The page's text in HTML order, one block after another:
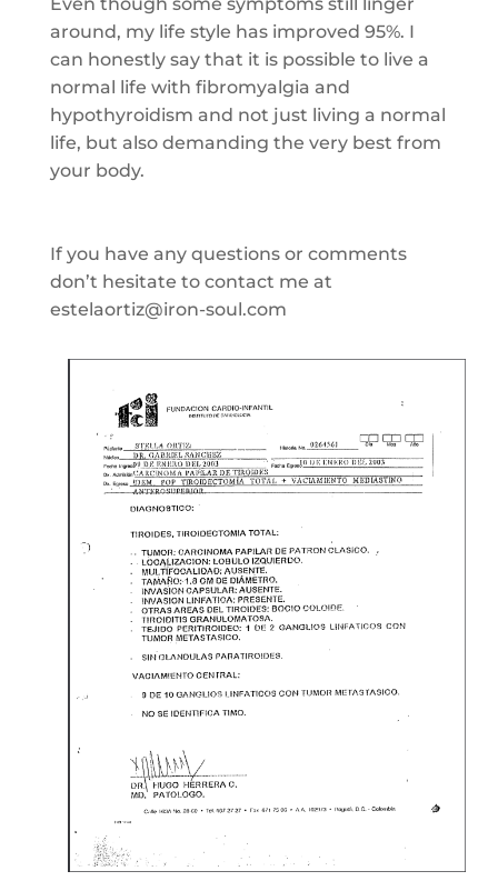
around, my life style has improved 95%. I
can honestly say that it is possible to live a
normal life with fibromyalgia and
hypothyroidism and not just living a normal
life, but also demanding the very best from
your body.
If you have any questions or comments
don’t hesitate to contact me at
estelaortiz@iron-soul.com